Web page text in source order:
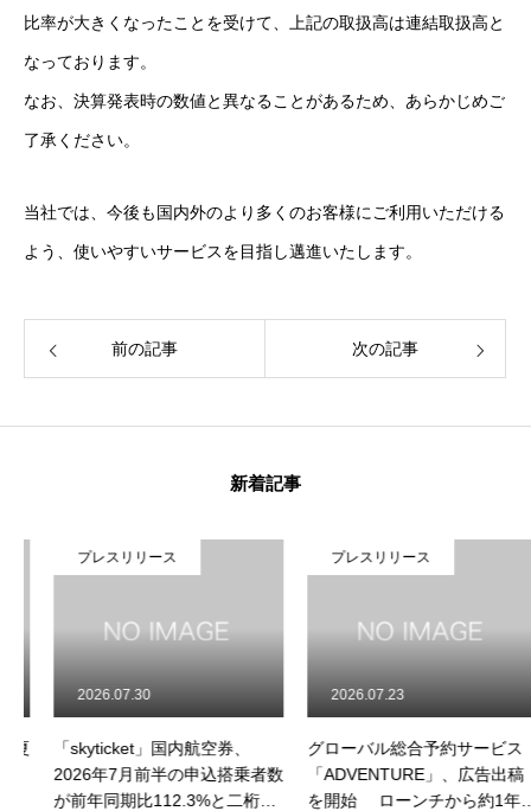
HOME トップ
COMPANY Adventureについて
GLOBAL SUBSIDIARIES
比率が大きくなったことを受けて、上記の取扱高は連結取扱高と
なっております。
なお、決算発表時の数値と異なることがあるため、あらかじめご
了承ください。
当社では、今後も国内外のより多くのお客様にご利用いただける
よう、使いやすいサービスを目指し邁進いたします。
前の記事 次の記事
新着記事
プレスリリース
「skyticket」国内航空券、
2026年7月前半の申込搭乗者数
が前年同期比112.3%と二桁成
2026.07.30
プレスリリース
グローバル総合予約サービス
「ADVENTURE」、広告出稿
を開始 ローンチから約1年、
2026.07.23